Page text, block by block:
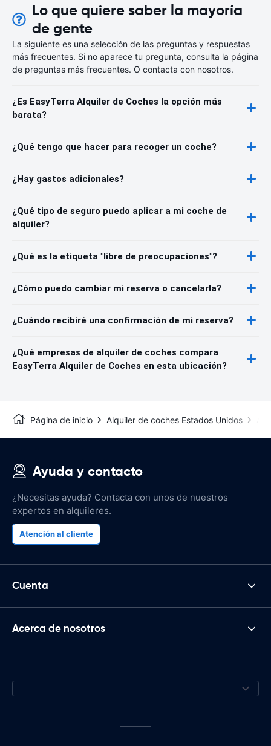
Lo que quiere saber la mayoría
de gente
La siguiente es una selección de las preguntas y respuestas
más frecuentes. Si no aparece tu pregunta, consulta la página
de preguntas más frecuentes. O contacta con nosotros.
¿Es EasyTerra Alquiler de Coches la opción más
barata?
¿Qué tengo que hacer para recoger un coche?
¿Hay gastos adicionales?
¿Qué tipo de seguro puedo aplicar a mi coche de
alquiler?
¿Qué es la etiqueta "libre de preocupaciones"?
¿Cómo puedo cambiar mi reserva o cancelarla?
¿Cuándo recibiré una confirmación de mi reserva?
¿Qué empresas de alquiler de coches compara
EasyTerra Alquiler de Coches en esta ubicación?
Página de inicio Alquiler de coches Estados Unidos
Ayuda y contacto
¿Necesitas ayuda? Contacta con unos de nuestros
expertos en alquileres.
Atención al cliente
Cuenta
Acerca de nosotros